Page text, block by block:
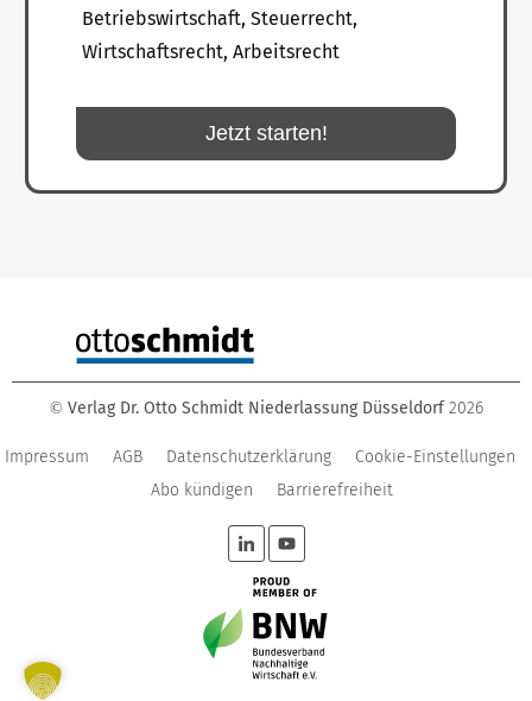
Betriebswirtschaft, Steuerrecht,
Wirtschaftsrecht, Arbeitsrecht
Jetzt starten!
© Verlag Dr. Otto Schmidt Niederlassung Düsseldorf 2026
Impressum AGB Datenschutzerklärung
Cookie-Einstellungen
Abo kündigen
Barrierefreiheit